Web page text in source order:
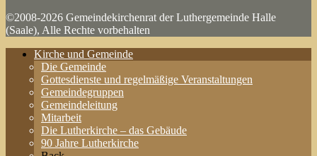
©2008-2026 Gemeindekirchenrat der Luthergemeinde Halle
(Saale), Alle Rechte vorbehalten
Kirche und Gemeinde
Die Gemeinde
Gottesdienste und regelmäßige Veranstaltungen
Gemeindegruppen
Gemeindeleitung
Mitarbeit
Die Lutherkirche – das Gebäude
90 Jahre Lutherkirche